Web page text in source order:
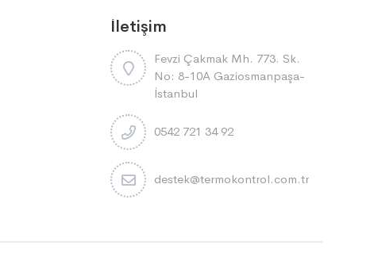
İletişim
Fevzi Çakmak Mh. 773. Sk.
No: 8-10A Gaziosmanpaşa-
İstanbul
0542 721 34 92
destek@termokontrol.com.tr